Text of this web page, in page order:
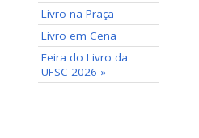
Livro na Praça
Livro em Cena
Feira do Livro da
UFSC 2026 »